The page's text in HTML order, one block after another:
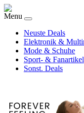
Menu
Neuste Deals
Elektronik &
Mode & Schuhe
Sport- & Fanartikel
Sonst. Deals